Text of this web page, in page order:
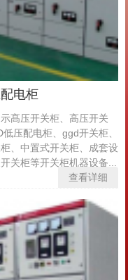
电柜
髙压开关柜、高压开关
压配电柜、ggd开关柜、
、中置式开关柜、成套设
关柜等开关柜机器设备...
查看详细